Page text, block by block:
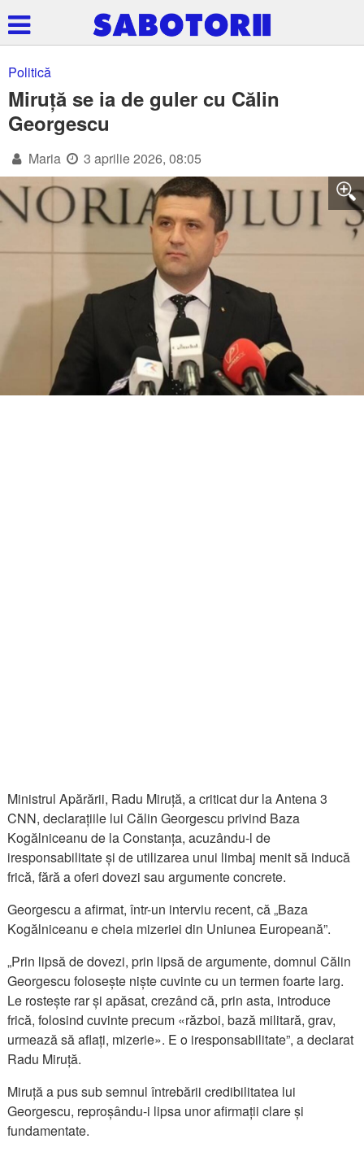
Politică
Miruță se ia de guler cu Călin
Georgescu
Maria 3 aprilie 2026, 08:05
Ministrul Apărării, Radu Miruță, a criticat dur la Antena 3
CNN, declarațiile lui Călin Georgescu privind Baza
Kogălniceanu de la Constanța, acuzându-l de
iresponsabilitate și de utilizarea unui limbaj menit să inducă
frică, fără a oferi dovezi sau argumente concrete.
Georgescu a afirmat, într-un interviu recent, că „Baza
Kogălniceanu e cheia mizeriei din Uniunea Europeană”.
„Prin lipsă de dovezi, prin lipsă de argumente, domnul Călin
Georgescu folosește niște cuvinte cu un termen foarte larg.
Le rostește rar și apăsat, crezând că, prin asta, introduce
frică, folosind cuvinte precum «război, bază militară, grav,
urmează să aflați, mizerie». E o iresponsabilitate”, a declarat
Radu Miruță.
Miruță a pus sub semnul întrebării credibilitatea lui
Georgescu, reproșându-i lipsa unor afirmații clare și
fundamentate.